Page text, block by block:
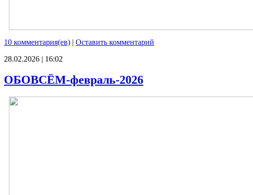
10 комментария(ев) | Оставить комментарий
28.02.2026 | 16:02
ОБОВСЁМ-февраль-2026